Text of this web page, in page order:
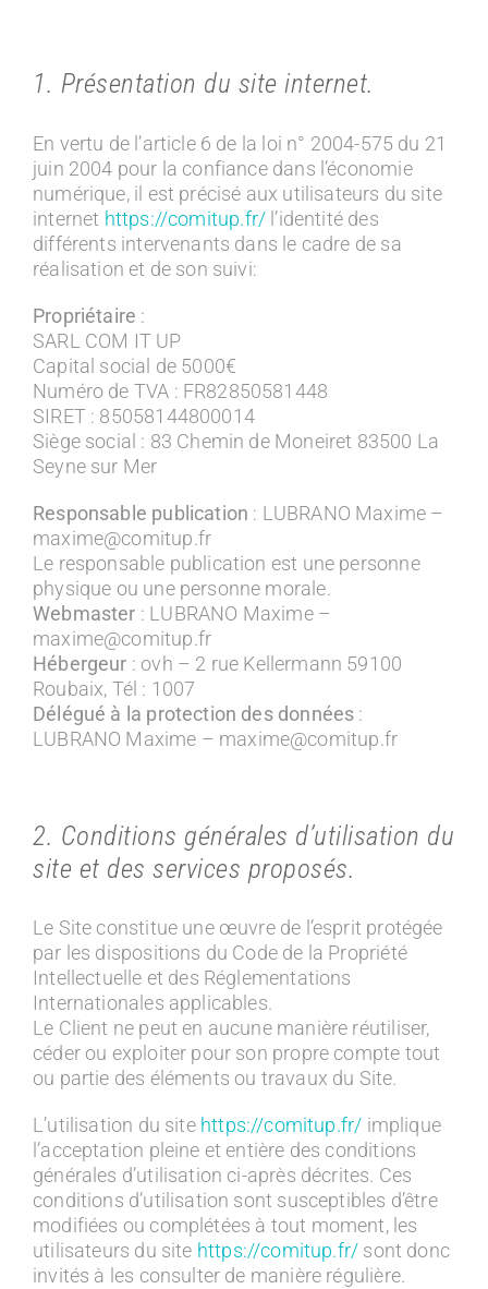
1. Présentation du site internet.
En vertu de l’article 6 de la loi n° 2004-575 du 21
juin 2004 pour la confiance dans l’économie
numérique, il est précisé aux utilisateurs du site
internet https://comitup.fr/ l’identité des
différents intervenants dans le cadre de sa
réalisation et de son suivi:
Propriétaire :
SARL COM IT UP
Capital social de 5000€
Numéro de TVA : FR82850581448
SIRET : 85058144800014
Siège social : 83 Chemin de Moneiret 83500 La
Seyne sur Mer
Responsable publication : LUBRANO Maxime –
maxime@comitup.fr
Le responsable publication est une personne
physique ou une personne morale.
Webmaster : LUBRANO Maxime –
maxime@comitup.fr
Hébergeur : ovh – 2 rue Kellermann 59100
Roubaix, Tél : 1007
Délégué à la protection des données :
LUBRANO Maxime – maxime@comitup.fr
2. Conditions générales d’utilisation du
site et des services proposés.
Le Site constitue une œuvre de l’esprit protégée
par les dispositions du Code de la Propriété
Intellectuelle et des Réglementations
Internationales applicables.
Le Client ne peut en aucune manière réutiliser,
céder ou exploiter pour son propre compte tout
ou partie des éléments ou travaux du Site.
L’utilisation du site https://comitup.fr/ implique
l’acceptation pleine et entière des conditions
générales d’utilisation ci-après décrites. Ces
conditions d’utilisation sont susceptibles d’être
modifiées ou complétées à tout moment, les
utilisateurs du site https://comitup.fr/ sont donc
invités à les consulter de manière régulière.